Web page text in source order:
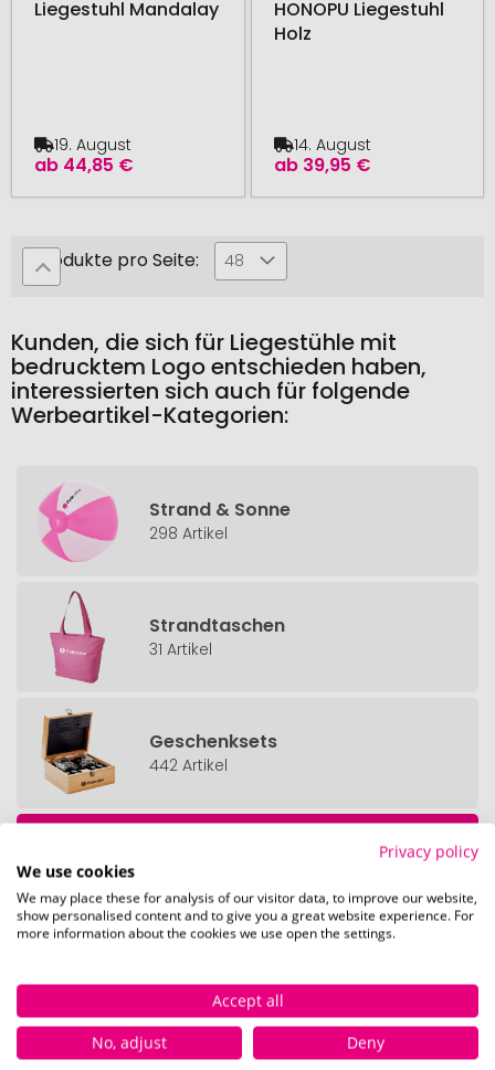
Liegestuhl Mandalay
ab 44,85 €
19. August
HONOPU Liegestuhl
Holz
ab 39,95 €
14. August
Produkte pro Seite: 48
Kunden, die sich für Liegestühle mit
bedrucktem Logo entschieden haben,
interessierten sich auch für folgende
Werbeartikel-Kategorien:
Strand & Sonne
298 Artikel
Strandtaschen
31 Artikel
Geschenksets
442 Artikel
Privacy policy
We use cookies
We may place these for analysis of our visitor data, to improve our website,
show personalised content and to give you a great website experience. For
more information about the cookies we use open the settings.
Accept all
No, adjust
Deny